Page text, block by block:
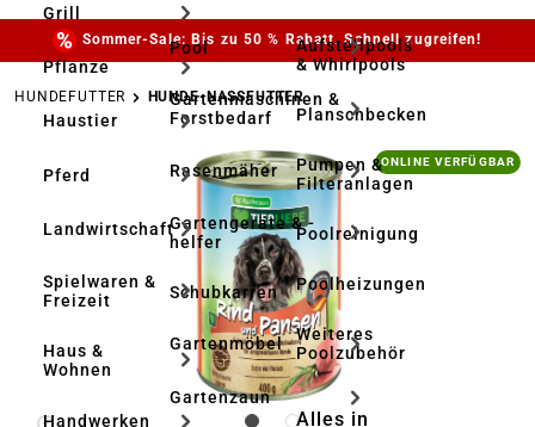
Grill
Pflanze
Haustier
Pferd
Landwirtschaft
Spielwaren &
Freizeit
Haus &
Wohnen
Handwerken
Pool
Gartenmaschinen &
Forstbedarf
Rasenmäher
Gartengeräte & -
helfer
Schubkarren
Gartenmöbel
Gartenzaun
Aufstellpools
& Whirlpools
Planschbecken
Pumpen &
Filteranlagen
Poolreinigung
Poolheizungen
Weiteres
Poolzubehör
Alles in
Sommer-Sale: Bis zu 50 % Rabatt. Schnell zugreifen!
HUNDEFUTTER HUNDE-NASSFUTTER
Bildergalerie überspringen ONLINE VERFÜGBAR